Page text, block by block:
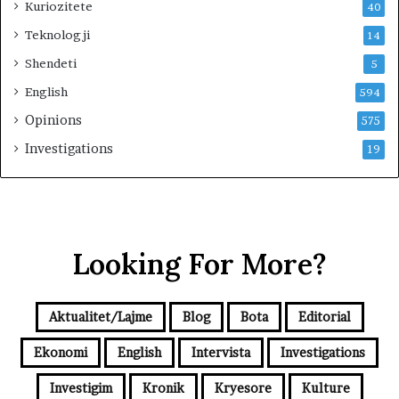
Kuriozitete 40
Teknologji 14
Shendeti 5
English 594
Opinions 575
Investigations 19
Looking For More?
Aktualitet/Lajme Blog Bota Editorial
Ekonomi English Intervista Investigations
Investigim Kronik Kryesore Kulture